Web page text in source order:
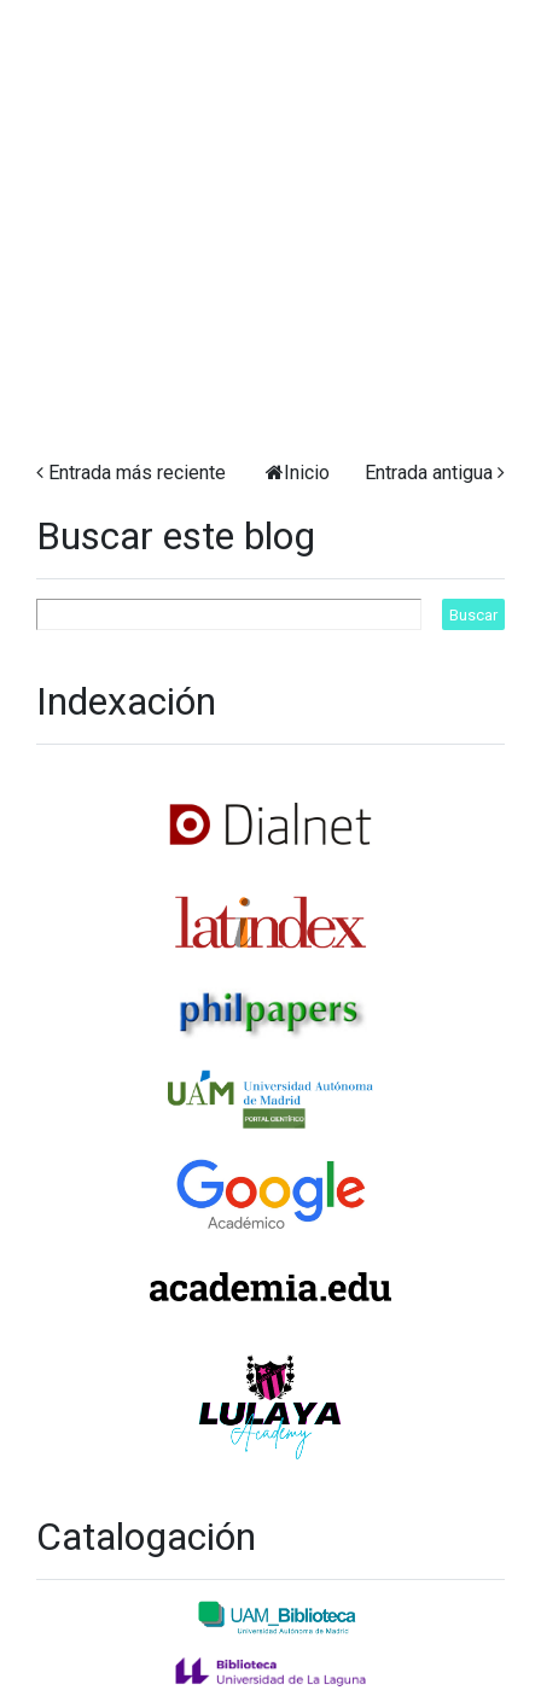
Entrada más reciente Entrada antigua
Inicio
Buscar este blog
Indexación
Catalogación